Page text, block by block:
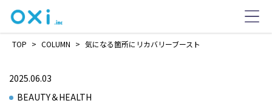
TOP > COLUMN > 気になる箇所にリカバリーブースト
2025.06.03
BEAUTY＆HEALTH